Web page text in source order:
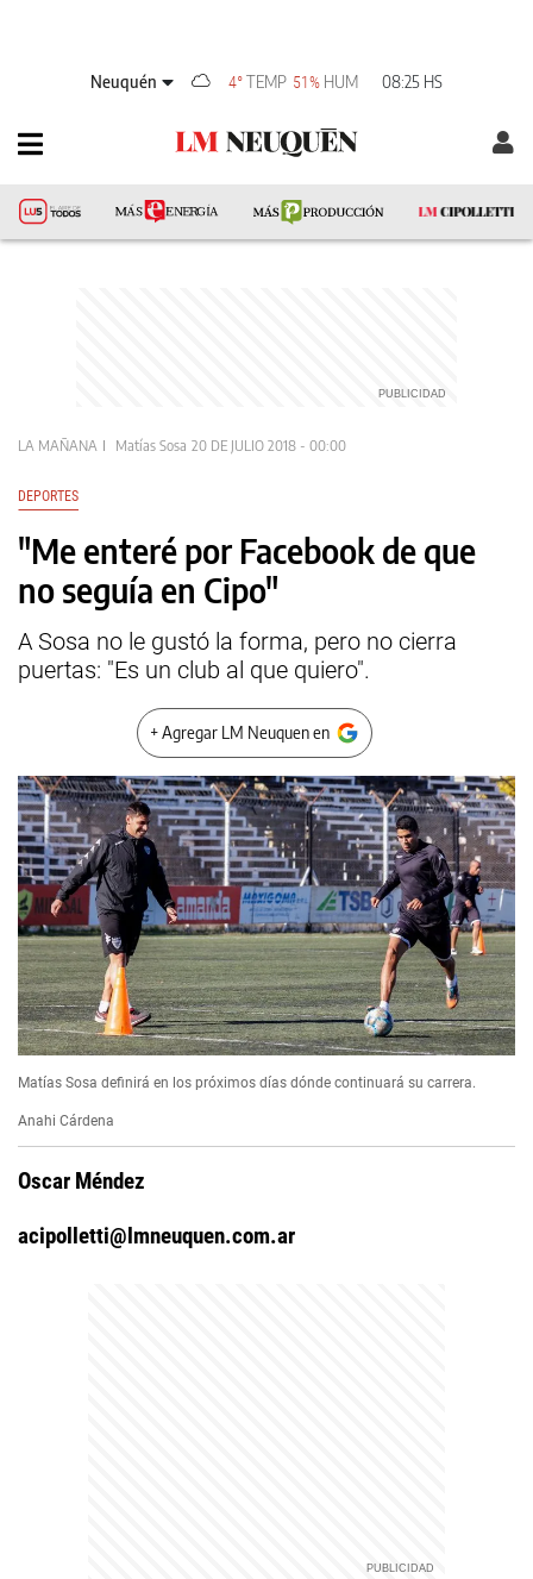
Neuquén 4°TEMP 51% HUM 08:25 HS
LA MAÑANA Matías Sosa 20 DE JULIO 2018 - 00:00
DEPORTES
"Me enteré por Facebook de que
no seguía en Cipo"
A Sosa no le gustó la forma, pero no cierra
puertas: "Es un club al que quiero".
+ Agregar LM Neuquen en
Matías Sosa definirá en los próximos días dónde continuará su carrera.
Anahi Cárdena
Oscar Méndez
acipolletti@lmneuquen.com.ar